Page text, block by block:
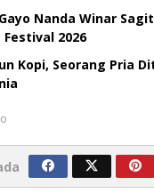
Nanda Winar
2026
Kopi, Seorang Pria